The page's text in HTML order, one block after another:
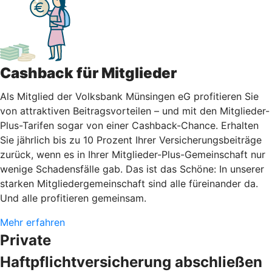
Cashback für Mitglieder
Als Mitglied der Volksbank Münsingen eG profitieren Sie
von attraktiven Beitragsvorteilen – und mit den Mitglieder-
Plus-Tarifen sogar von einer Cashback-Chance. Erhalten
Sie jährlich bis zu 10 Prozent Ihrer Versicherungsbeiträge
zurück, wenn es in Ihrer Mitglieder-Plus-Gemeinschaft nur
wenige Schadensfälle gab. Das ist das Schöne: In unserer
starken Mitgliedergemeinschaft sind alle füreinander da.
Und alle profitieren gemeinsam.
Mehr erfahren
Private
Haftpflichtversicherung abschließen